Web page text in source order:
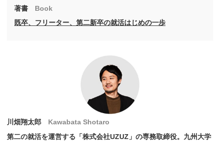
著書
Book
既卒、フリーター、第二新卒の就活はじめの一歩
川畑翔太郎
Kawabata Shotaro
第二の就活を運営する「株式会社UZUZ」の専務取締役。九州大学